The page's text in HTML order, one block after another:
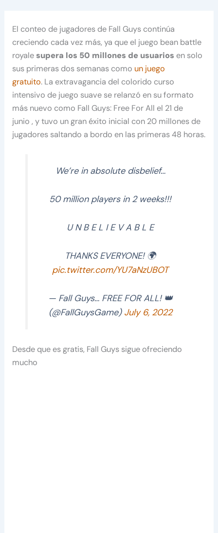
El conteo de jugadores de Fall Guys continúa
creciendo cada vez más, ya que el juego bean battle
royalesupera los 50 millones de usuarios en solo
sus primeras dos semanas como un juego
gratuito. La extravagancia del colorido curso
intensivo de juego suave se relanzó en su formato
más nuevo como Fall Guys: Free For All el 21 de
junio , y tuvo un gran éxito inicial con 20 millones de
jugadores saltando a bordo en las primeras 48 horas.
We’re in absolute disbelief…
50 million players in 2 weeks!!!
U N B E L I E V A B L E
THANKS EVERYONE! 🌍️
pic.twitter.com/YU7aNzUBOT
— Fall Guys… FREE FOR ALL! 👑
(@FallGuysGame) July 6, 2022
Desde que es gratis, Fall Guys sigue ofreciendo
mucho